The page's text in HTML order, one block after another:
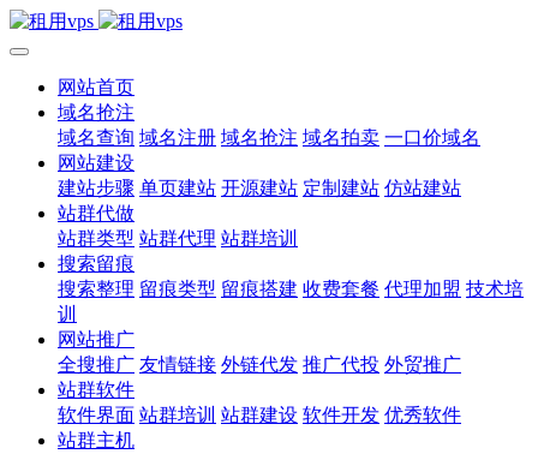
网站首页
域名抢注
域名查询 域名注册 域名抢注 域名拍卖 一口价域名
网站建设
建站步骤 单页建站 开源建站 定制建站 仿站建站
站群代做
站群类型 站群代理 站群培训
搜索留痕
搜索整理 留痕类型 留痕搭建 收费套餐 代理加盟 技术培
训
网站推广
全搜推广 友情链接 外链代发 推广代投 外贸推广
站群软件
软件界面 站群培训 站群建设 软件开发 优秀软件
站群主机